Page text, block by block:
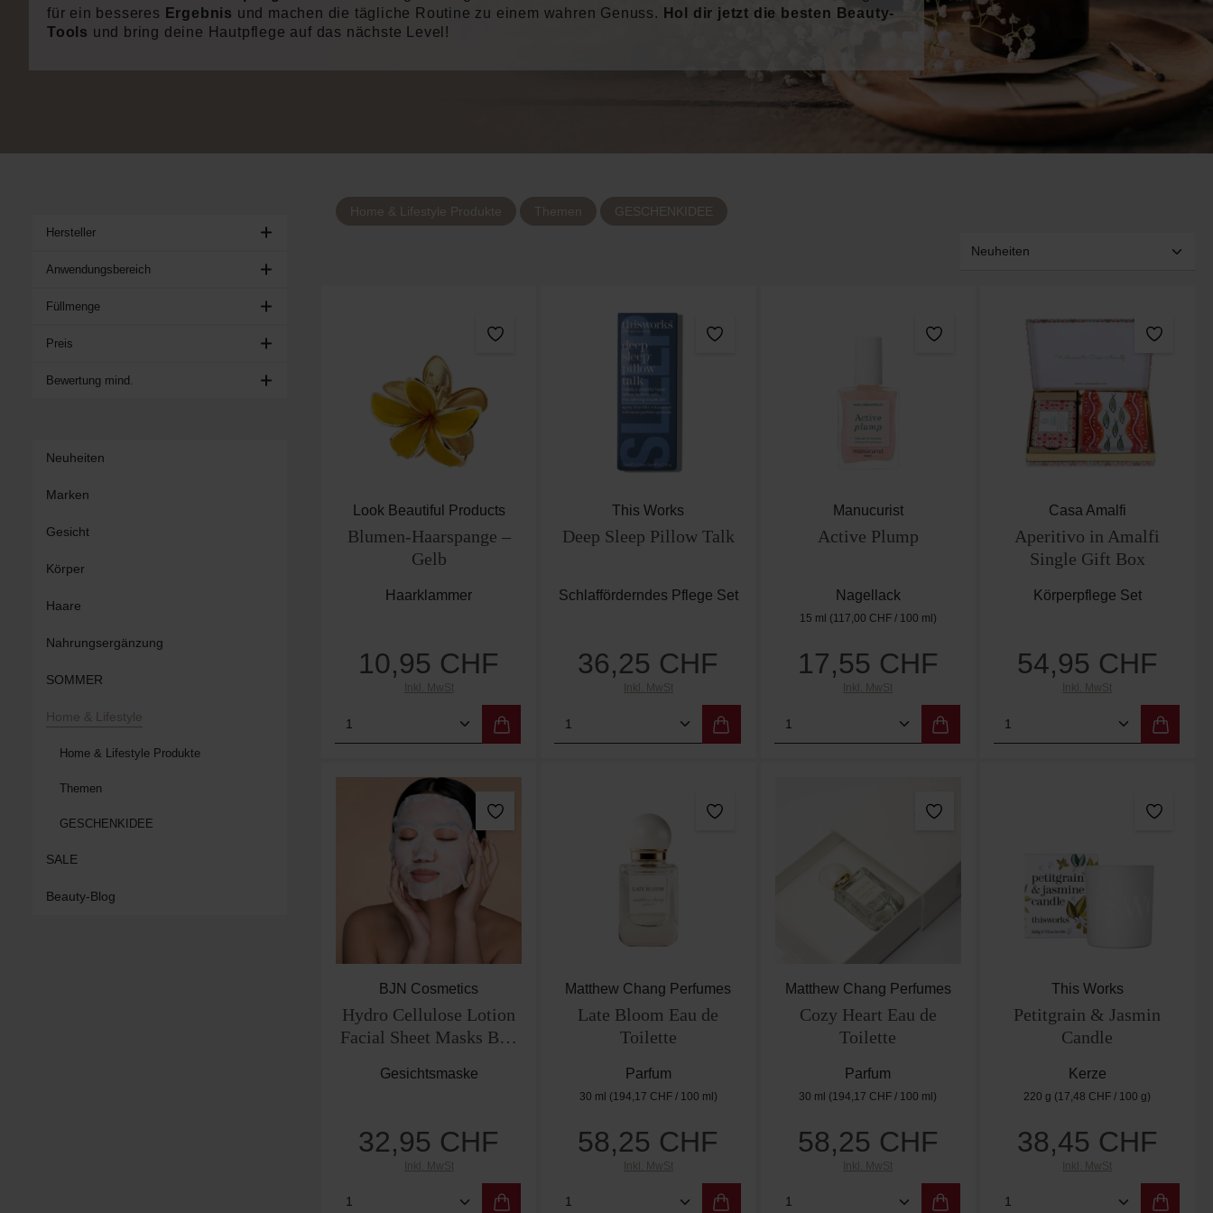
für ein besseres Ergebnis und machen die tägliche Routine zu einem wahren Genuss. Hol dir jetzt die besten Beauty-
Tools und bring deine Hautpflege auf das nächste Level!
Hersteller
Anwendungsbereich
Füllmenge
Preis
Bewertung mind.
Neuheiten
Marken
Gesicht
Körper
Haare
Nahrungsergänzung
SOMMER
Home & Lifestyle
Home & Lifestyle Produkte
Themen
GESCHENKIDEE
SALE
Beauty-Blog
Home & Lifestyle Produkte Themen GESCHENKIDEE
Look Beautiful Products
Blumen-Haarspange –
Gelb
Haarklammer
Regulärer Preis:
10,95 CHF
Inkl. MwSt
Produkt Anzahl: Gib den gewünschten Wert ein oder benutze die Schaltflächen um die
This Works
Deep Sleep Pillow Talk
Schlafförderndes Pflege Set
Regulärer Preis:
36,25 CHF
Inkl. MwSt
Produkt Anzahl: Gib den gewünschten Wert ein oder benutze die
Manucurist
Active Plump
Nagellack
15 ml (117,00 CHF / 100 ml)
Regulärer Preis:
17,55 CHF
Inkl. MwSt
Produkt Anzahl: Gib den gewünschten Wert
Casa Amalfi
Aperitivo in Amalfi
Single Gift Box
Körperpflege Set
Regulärer Preis:
54,95 CHF
Inkl. MwSt
Produkt Anzahl: Gib
BJN Cosmetics
Hydro Cellulose Lotion
Facial Sheet Masks Box
Gesichtsmaske
Regulärer Preis:
32,95 CHF
Inkl. MwSt
Produkt Anzahl: Gib den gewünschten Wert ein oder benutze die Schaltflächen um die
Matthew Chang Perfumes
Late Bloom Eau de
Toilette
Parfum
30 ml (194,17 CHF / 100 ml)
Regulärer Preis:
58,25 CHF
Inkl. MwSt
Produkt Anzahl: Gib den gewünschten Wert ein oder benutze die
Matthew Chang Perfumes
Cozy Heart Eau de
Toilette
Parfum
30 ml (194,17 CHF / 100 ml)
Regulärer Preis:
58,25 CHF
Inkl. MwSt
Produkt Anzahl: Gib den gewünschten Wert
This Works
Petitgrain & Jasmin
Candle
Kerze
220 g (17,48 CHF / 100 g)
Regulärer Preis:
38,45 CHF
Inkl. MwSt
Produkt Anzahl: Gib